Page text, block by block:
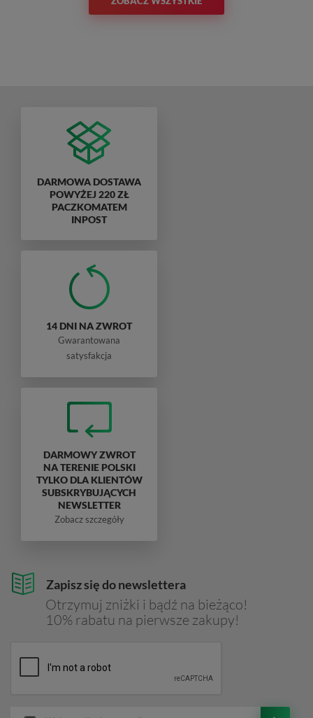
Zapisz się do newslettera
Otrzymuj zniżki i bądź na bieżąco!
10% rabatu na pierwsze zakupy!
DARMOWA DOSTAWA
POWYŻEJ 220 ZŁ
PACZKOMATEM
INPOST
14 DNI NA ZWROT
Gwarantowana
satysfakcja
DARMOWY ZWROT
NA TERENIE POLSKI
TYLKO DLA KLIENTÓW
SUBSKRYBUJĄCYCH
NEWSLETTER
Zobacz szczegóły